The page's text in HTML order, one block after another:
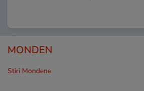
MONDEN
Stiri Mondene